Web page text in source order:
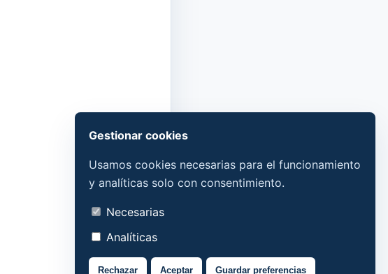
Gestionar cookies
Usamos cookies necesarias para el funcionamiento
y analíticas solo con consentimiento.
Necesarias
Analíticas
Rechazar Aceptar Guardar preferencias